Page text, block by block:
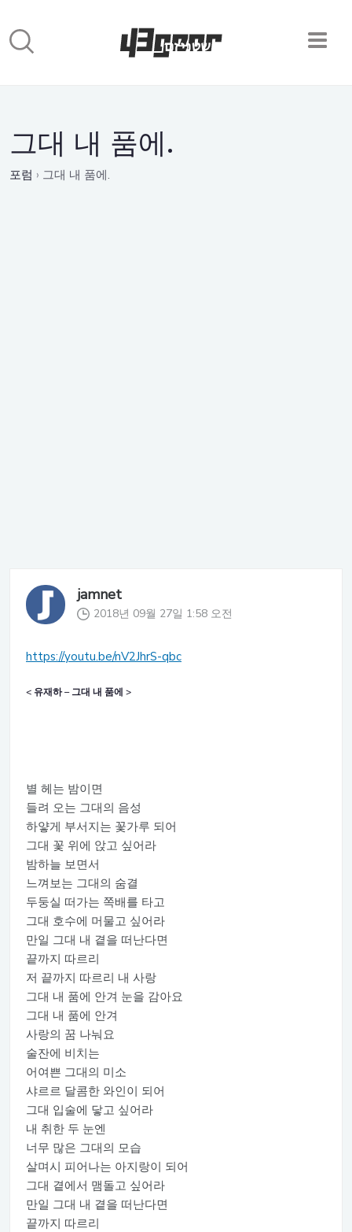
그대 내 품에.
포럼 › 그대 내 품에.
jamnet
2018년 09월 27일 1:58 오전
https://youtu.be/nV2JhrS-qbc
< 유재하 – 그대 내 품에 >
별 헤는 밤이면
들려 오는 그대의 음성
하얗게 부서지는 꽃가루 되어
그대 꽃 위에 앉고 싶어라
밤하늘 보면서
느껴보는 그대의 숨결
두둥실 떠가는 쪽배를 타고
그대 호수에 머물고 싶어라
만일 그대 내 곁을 떠난다면
끝까지 따르리
저 끝까지 따르리 내 사랑
그대 내 품에 안겨 눈을 감아요
그대 내 품에 안겨
사랑의 꿈 나눠요
술잔에 비치는
어여쁜 그대의 미소
샤르르 달콤한 와인이 되어
그대 입술에 닿고 싶어라
내 취한 두 눈엔
너무 많은 그대의 모습
살며시 피어나는 아지랑이 되어
그대 곁에서 맴돌고 싶어라
만일 그대 내 곁을 떠난다면
끝까지 따르리